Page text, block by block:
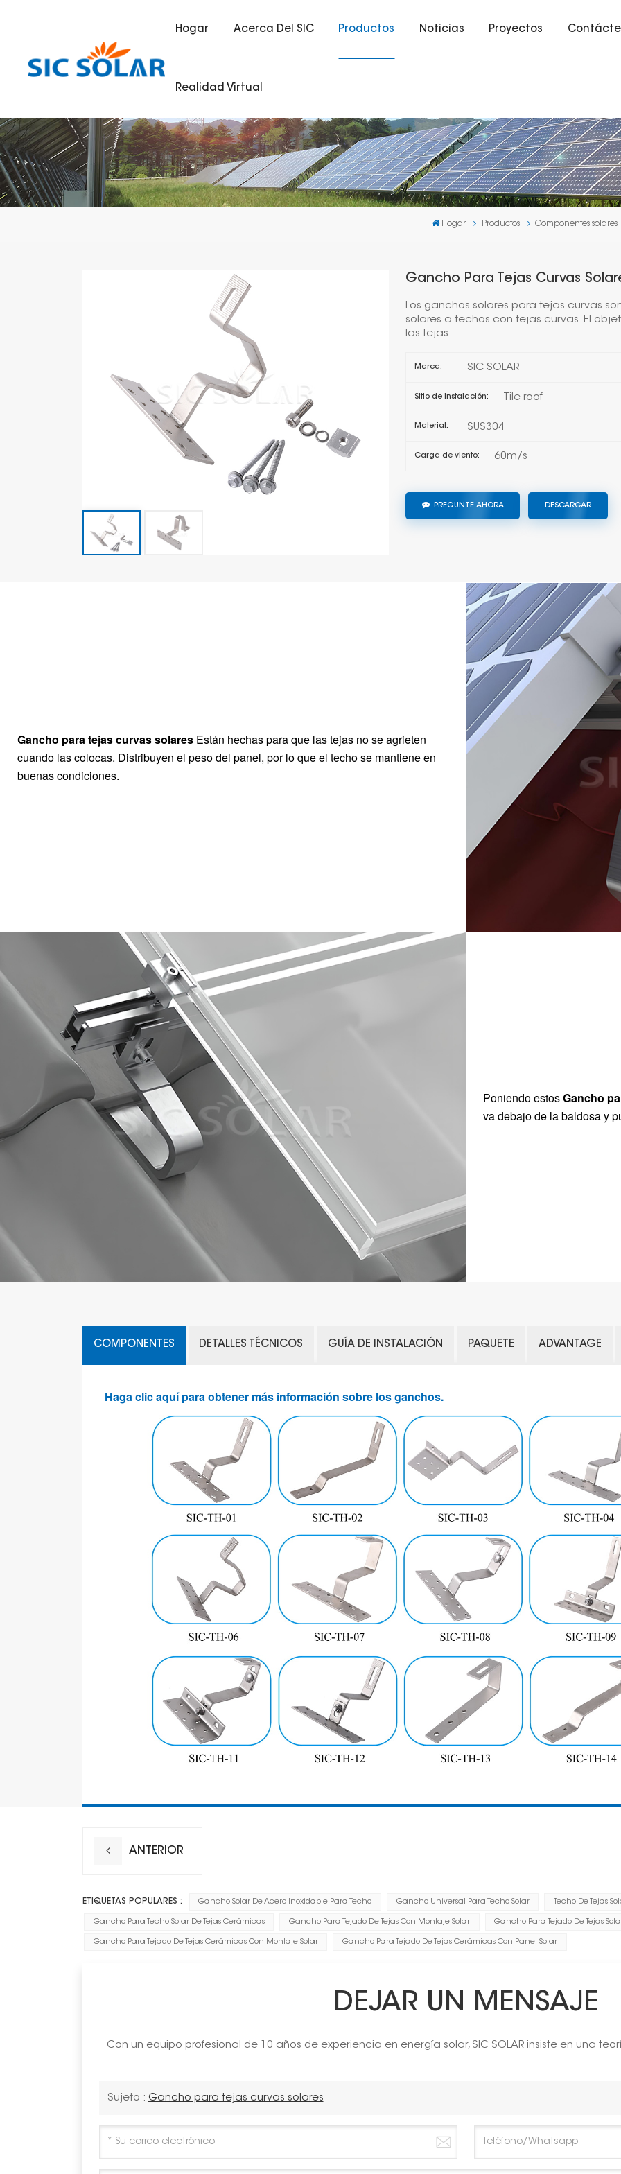
Hogar Acerca Del SIC Productos Noticias Proyectos
Realidad Virtual
Hogar Productos Componentes solares
Gancho Para Tejas Curvas
Los ganchos solares para tejas curvas
solares a techos con tejas curvas. El
las tejas.
Marca: SIC SOLAR
Sitio de instalación: Tile roof
Material: SUS304
Carga de viento: 60m/s
PREGUNTE AHORA DESCARGAR
Gancho para tejas curvas solares Están hechas para que las tejas no se agrieten
cuando las colocas. Distribuyen el peso del panel, por lo que el techo se mantiene en
buenas condiciones.
Poniendo estosGancho
va debajo de la baldosa y
COMPONENTES DETALLES TÉCNICOS GUÍA DE INSTALACIÓN PAQUETE ADVANTAGE
Haga clic aquí para obtener más información sobre los ganchos.
ANTERIOR
ETIQUETAS POPULARES : Gancho Solar De Acero Inoxidable Para Techo Gancho Universal Para Techo Solar Techo De Tejas
Gancho Para Techo Solar De Tejas Cerámicas Gancho Para Tejado De Tejas Con Montaje Solar Gancho Para Tejado De Tejas
Gancho Para Tejado De Tejas Cerámicas Con Montaje Solar Gancho Para Tejado De Tejas Cerámicas Con Panel Solar
DEJAR UN MENSAJE
Con un equipo profesional de 10 años de experiencia en energía solar, SIC SOLAR insiste en una
Sujeto : Gancho para tejas curvas solares